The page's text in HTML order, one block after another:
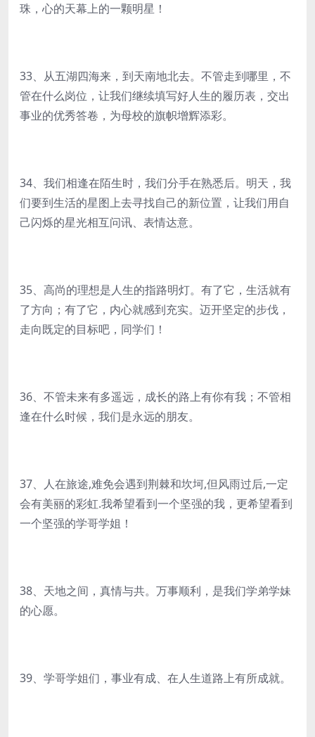
珠，心的天幕上的一颗明星！
33、从五湖四海来，到天南地北去。不管走到哪里，不
管在什么岗位，让我们继续填写好人生的履历表，交出
事业的优秀答卷，为母校的旗帜增辉添彩。
34、我们相逢在陌生时，我们分手在熟悉后。明天，我
们要到生活的星图上去寻找自己的新位置，让我们用自
己闪烁的星光相互问讯、表情达意。
35、高尚的理想是人生的指路明灯。有了它，生活就有
了方向；有了它，内心就感到充实。迈开坚定的步伐，
走向既定的目标吧，同学们！
36、不管未来有多遥远，成长的路上有你有我；不管相
逢在什么时候，我们是永远的朋友。
37、人在旅途,难免会遇到荆棘和坎坷,但风雨过后,一定
会有美丽的彩虹.我希望看到一个坚强的我，更希望看到
一个坚强的学哥学姐！
38、天地之间，真情与共。万事顺利，是我们学弟学妹
的心愿。
39、学哥学姐们，事业有成、在人生道路上有所成就。